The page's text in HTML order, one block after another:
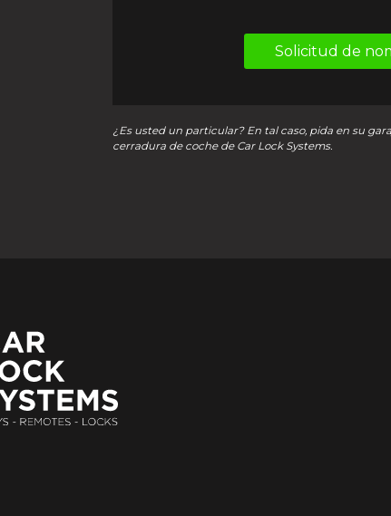
Solicitud de
¿Es usted un particular? En tal caso, pida en su
cerradura de coche de Car Lock Systems.